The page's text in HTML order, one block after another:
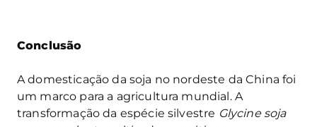
Conclusão
A domesticação da soja no nordeste da China foi
um marco para a agricultura mundial. A
transformação da espécie silvestre Glycine soja